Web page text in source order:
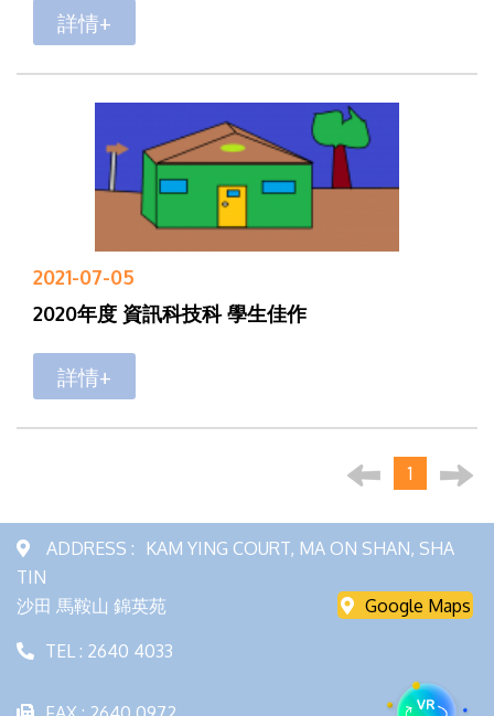
詳情+
2021-07-05
2020年度 資訊科技科 學生佳作
詳情+
1
ADDRESS : KAM YING COURT, MA ON SHAN, SHA
TIN
沙田 馬鞍山 錦英苑
Google Maps
TEL : 2640 4033